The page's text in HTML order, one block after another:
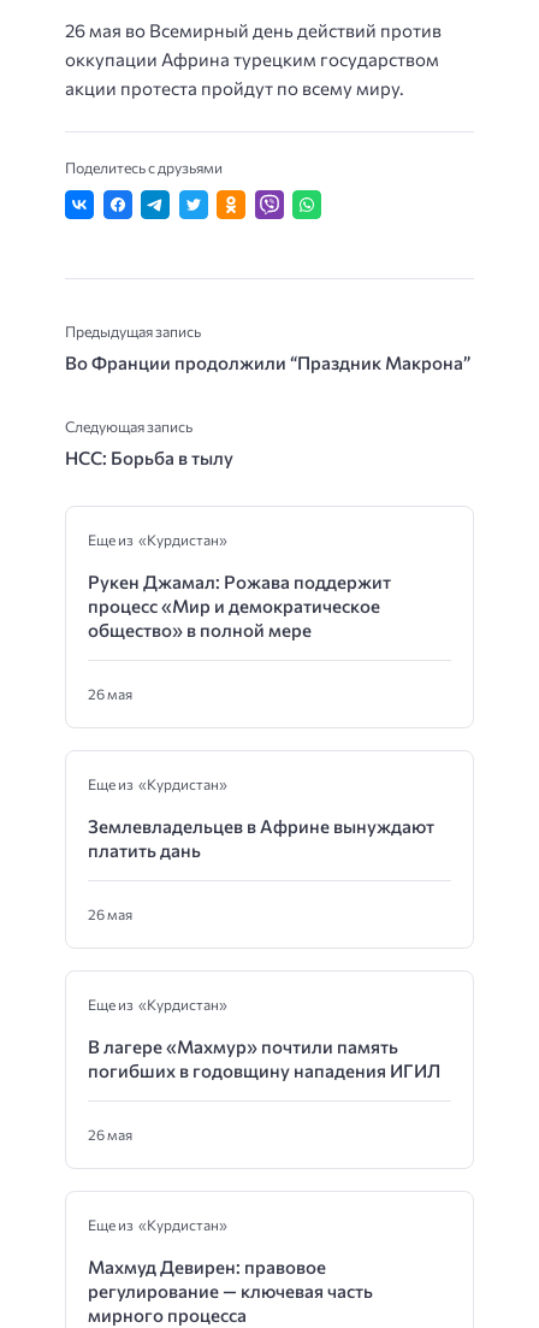
26 мая во Всемирный день действий против
оккупации Африна турецким государством
акции протеста пройдут по всему миру.
Поделитесь с друзьями
Предыдущая запись
Во Франции продолжили “Праздник Макрона”
Следующая запись
НСС: Борьба в тылу
Еще из «Курдистан»
Рукен Джамал: Рожава поддержит
процесс «Мир и демократическое
общество» в полной мере
26 мая
Еще из «Курдистан»
Землевладельцев в Африне вынуждают
платить дань
26 мая
Еще из «Курдистан»
В лагере «Махмур» почтили память
погибших в годовщину нападения ИГИЛ
26 мая
Еще из «Курдистан»
Махмуд Девирен: правовое
регулирование — ключевая часть
мирного процесса